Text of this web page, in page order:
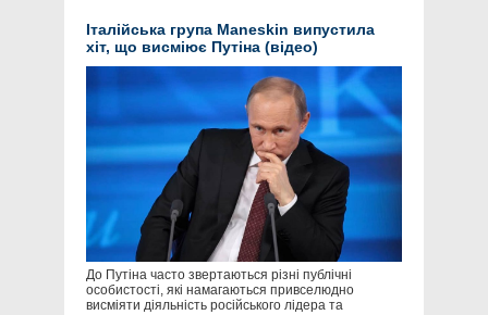
Італійська група Maneskin випустила
хіт, що висміює Путіна (відео)
До Путіна часто звертаються різні публічні
особистості, які намагаються привселюдно
висміяти діяльність російського лідера та